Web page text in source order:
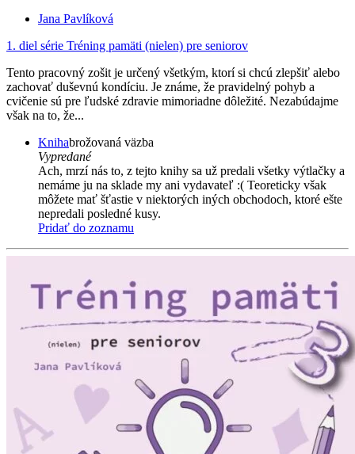
Jana Pavlíková
1. diel série Tréning pamäti (nielen) pre seniorov
Tento pracovný zošit je určený všetkým, ktorí si chcú zlepšiť alebo
zachovať duševnú kondíciu. Je známe, že pravidelný pohyb a
cvičenie sú pre ľudské zdravie mimoriadne dôležité. Nezabúdajme
však na to, že...
Knihabrožovaná väzba
Vypredané
Ach, mrzí nás to, z tejto knihy sa už predali všetky výtlačky a
nemáme ju na sklade my ani vydavateľ :( Teoreticky však
môžete mať šťastie v niektorých iných obchodoch, ktoré ešte
nepredali posledné kusy.
Pridať do zoznamu